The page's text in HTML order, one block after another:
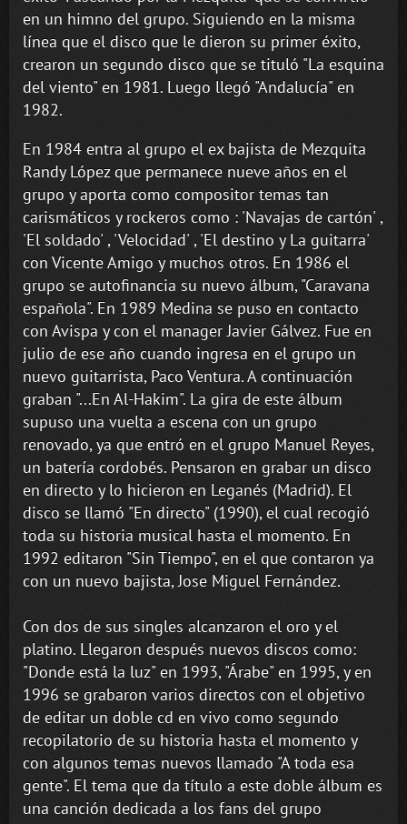
en un himno del grupo. Siguiendo en la misma
línea que el disco que le dieron su primer éxito,
crearon un segundo disco que se tituló "La esquina
del viento" en 1981. Luego llegó "Andalucía" en
1982.
En 1984 entra al grupo el ex bajista de Mezquita
Randy López que permanece nueve años en el
grupo y aporta como compositor temas tan
carismáticos y rockeros como : 'Navajas de cartón' ,
'El soldado' , 'Velocidad' , 'El destino y La guitarra'
con Vicente Amigo y muchos otros. En 1986 el
grupo se autofinancia su nuevo álbum, "Caravana
española". En 1989 Medina se puso en contacto
con Avispa y con el manager Javier Gálvez. Fue en
julio de ese año cuando ingresa en el grupo un
nuevo guitarrista, Paco Ventura. A continuación
graban "...En Al-Hakim". La gira de este álbum
supuso una vuelta a escena con un grupo
renovado, ya que entró en el grupo Manuel Reyes,
un batería cordobés. Pensaron en grabar un disco
en directo y lo hicieron en Leganés (Madrid). El
disco se llamó "En directo" (1990), el cual recogió
toda su historia musical hasta el momento. En
1992 editaron "Sin Tiempo", en el que contaron ya
con un nuevo bajista, Jose Miguel Fernández.
Con dos de sus singles alcanzaron el oro y el
platino. Llegaron después nuevos discos como:
"Donde está la luz" en 1993, "Árabe" en 1995, y en
1996 se grabaron varios directos con el objetivo
de editar un doble cd en vivo como segundo
recopilatorio de su historia hasta el momento y
con algunos temas nuevos llamado "A toda esa
gente". El tema que da título a este doble álbum es
una canción dedicada a los fans del grupo